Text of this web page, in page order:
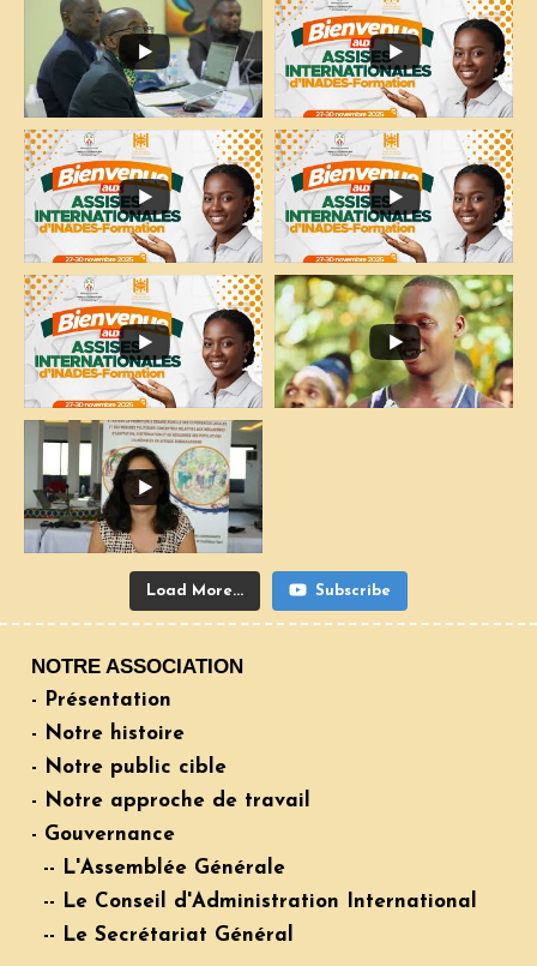
Load More... Subscribe
NOTRE ASSOCIATION
- Présentation
- Notre histoire
- Notre public cible
- Notre approche de travail
- Gouvernance
-- L'Assemblée Générale
-- Le Conseil d'Administration International
-- Le Secrétariat Général